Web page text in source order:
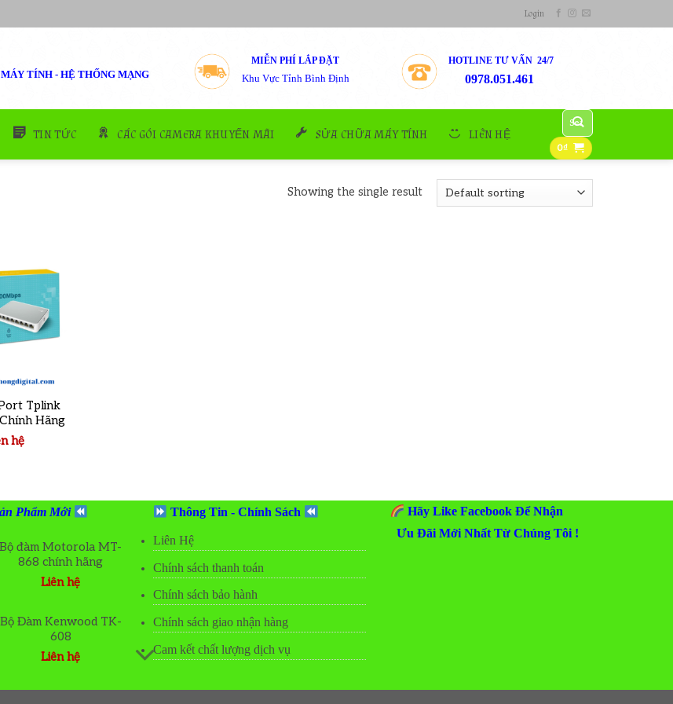
Login
TÍNH - HỆ THỐNG MẠNG
MIỄN PHÍ LẮP ĐẶT
Khu Vực Tỉnh Bình Định
HOTLINE TƯ VẤN 24/7
0978.051.461
TIN TỨC CÁC GÓI CAMERA KHUYẾN MÃI SỬA CHỮA MÁY TÍNH LIÊN HỆ
Search
for:
0₫
Showing the single result
Add to
wishlist
Tplink
Hãng
hệ
Phẩm Mới
Bộ đàm Motorola MT-
868 chính hãng
Liên hệ
Bộ Đàm Kenwood TK-
608
Liên hệ
Thông Tin - Chính Sách
Liên Hệ
Chính sách thanh toán
Chính sách bảo hành
Chính sách giao nhận hàng
Cam kết chất lượng dịch vụ
Hãy Like Facebook Để Nhận
Ưu Đãi Mới Nhất Từ Chúng Tôi !